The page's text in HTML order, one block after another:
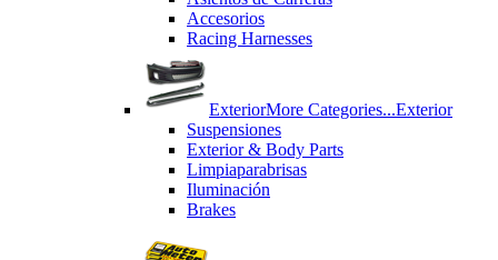
Accesorios
Racing Harnesses
ExteriorMore Categories...Exterior
Suspensiones
Exterior & Body Parts
Limpiaparabrisas
Iluminación
Brakes